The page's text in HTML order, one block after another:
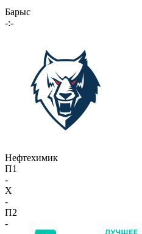
Барыс
-:-
Нефтехимик
П1
-
X
-
П2
-